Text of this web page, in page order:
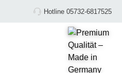
Hotline 05732-6817525